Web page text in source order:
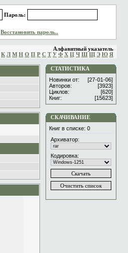
Пароль:
Восстановить пароль..
Алфавитный указатель
К Л М Н О П Р С Т У Ф Х Ц Ч Ш Щ Э Ю Я
СТАТИСТИКА
Новинки от:
[27-01-06]
Авторов:
[3923]
Циклов:
[620]
Книг:
[15623]
СКАЧИВАНИЕ
Книг в списке: 0
Архиватор:
Кодировка: